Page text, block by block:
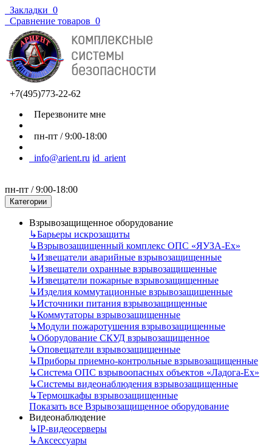
Закладки 0
Сравнение товаров 0
+7(495)773-22-62
Перезвоните мне
пн-пт / 9:00-18:00
info@arient.ru id_arient
пн-пт / 9:00-18:00
Категории
Взрывозащищенное оборудование
↳Барьеры искрозащиты
↳Взрывозащищенный комплекс ОПС «ЯУЗА-Ех»
↳Извещатели аварийные взрывозащищенные
↳Извещатели охранные взрывозащищенные
↳Извещатели пожарные взрывозащищенные
↳Изделия коммутационные взрывозащищенные
↳Источники питания взрывозащищенные
↳Коммутаторы взрывозащищенные
↳Модули пожаротушения взрывозащищенные
↳Оборудование СКУД взрывозащищенное
↳Оповещатели взрывозащищенные
↳Приборы приемно-контрольные взрывозащищенные
↳Система ОПС взрывоопасных объектов «Ладога-Ex»
↳Системы видеонаблюдения взрывозащищенные
↳Термошкафы взрывозащищенные
Показать все Взрывозащищенное оборудование
Видеонаблюдение
↳IP-видеосерверы
↳Аксессуары